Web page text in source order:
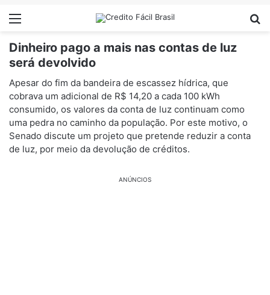
Menu
Dinheiro pago a mais nas contas de luz
será devolvido
Apesar do fim da bandeira de escassez hídrica, que
cobrava um adicional de R$ 14,20 a cada 100 kWh
consumido, os valores da conta de luz continuam como
uma pedra no caminho da população. Por este motivo, o
Senado discute um projeto que pretende reduzir a conta
de luz, por meio da devolução de créditos.
ANÚNCIOS